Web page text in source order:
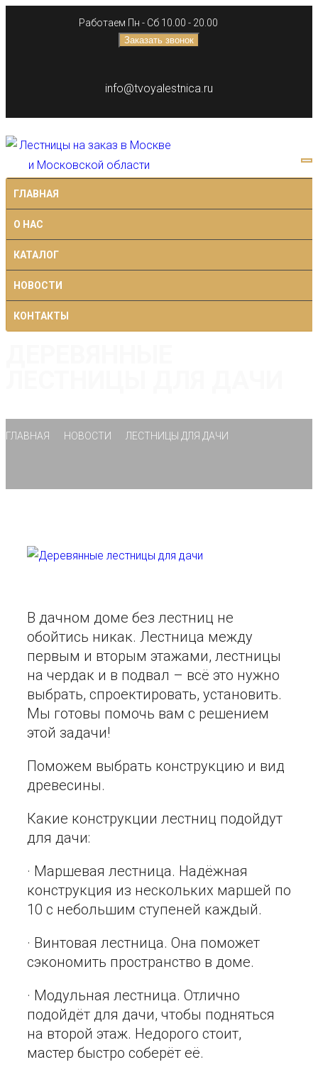
Работаем Пн - Сб 10.00 - 20.00
Заказать звонок
info@tvoyalestnica.ru
ГЛАВНАЯ
О НАС
КАТАЛОГ
НОВОСТИ
КОНТАКТЫ
ГЛАВНАЯ НОВОСТИ ЛЕСТНИЦЫ ДЛЯ ДАЧИ
В дачном доме без лестниц не
обойтись никак. Лестница между
первым и вторым этажами, лестницы
на чердак и в подвал – всё это нужно
выбрать, спроектировать, установить.
Мы готовы помочь вам с решением
этой задачи!
Поможем выбрать конструкцию и вид
древесины.
Какие конструкции лестниц подойдут
для дачи:
· Маршевая лестница. Надёжная
конструкция из нескольких маршей по
10 с небольшим ступеней каждый.
· Винтовая лестница. Она поможет
сэкономить пространство в доме.
· Модульная лестница. Отлично
подойдёт для дачи, чтобы подняться
на второй этаж. Недорого стоит,
мастер быстро соберёт её.